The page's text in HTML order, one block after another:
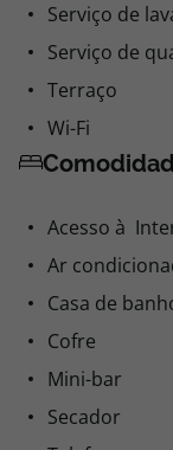
Serviço de
Serviço de
Terraço
Wi-Fi
Acesso à
Ar
Casa de
Cofre
Mini-bar
Secador